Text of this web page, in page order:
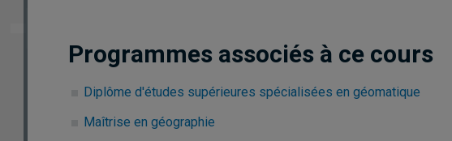
Programmes associés à ce cours
Diplôme d'études supérieures spécialisées en géomatique
Maîtrise en géographie